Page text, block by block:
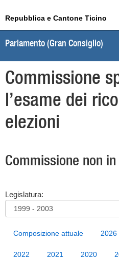
Repubblica e Cantone Ticino
Parlamento (Gran Consiglio)
Commissione
l’esame dei
elezioni
Commissione non
Legislatura:
Composizione attuale 2026
2022 2021 2020